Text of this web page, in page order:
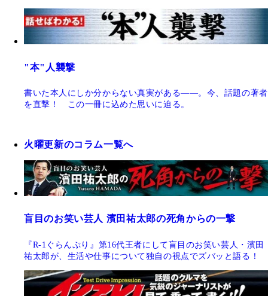
"本"人襲撃
書いた本人にしか分からない真実がある――。今、話題の著者
を直撃！ この一冊に込めた思いに迫る。
火曜更新のコラム一覧へ
盲目のお笑い芸人 濱田祐太郎の死角からの一撃
『R-1ぐらんぷり』第16代王者にして盲目のお笑い芸人・濱田
祐太郎が、生活や仕事について独自の視点でズバッと語る！